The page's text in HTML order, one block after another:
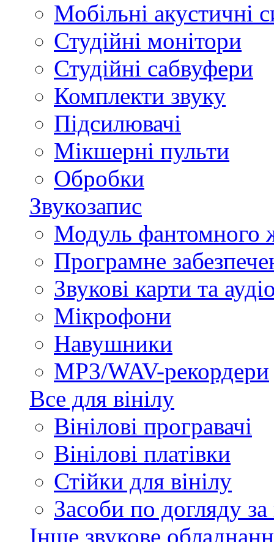
Мобільні акустичні
Студійні монітори
Студійні сабвуфери
Комплекти звуку
Підсилювачі
Мікшерні пульти
Обробки
Звукозапис
Модуль фантомного
Програмне
Звукові карти та
Мікрофони
Навушники
MP3/WAV-рекордери
Все для вінілу
Вінілові програвачі
Вінілові платівки
Стійки для вінілу
Засоби по догляду за
Інше звукове